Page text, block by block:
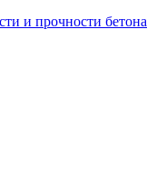
и прочности бетона